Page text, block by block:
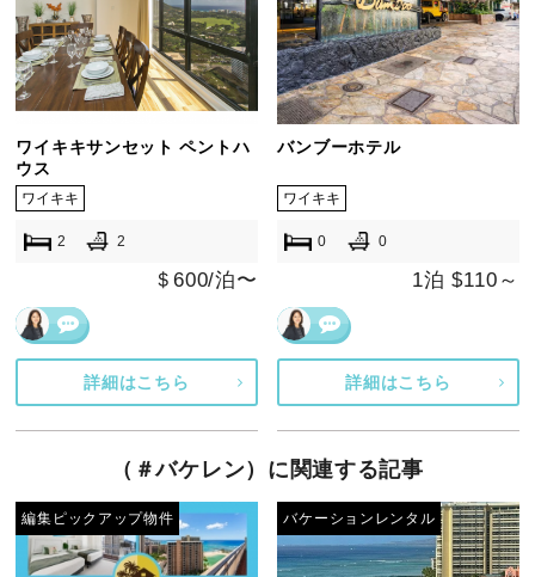
ワイキキサンセット ペントハ
ウス
ワイキキ
2 2
＄600/泊〜
詳細はこちら
バンブーホテル
ワイキキ
0 0
1泊 $110～
詳細はこちら
（＃バケレン）に関連する記事
編集ピックアップ物件 バケーションレンタル